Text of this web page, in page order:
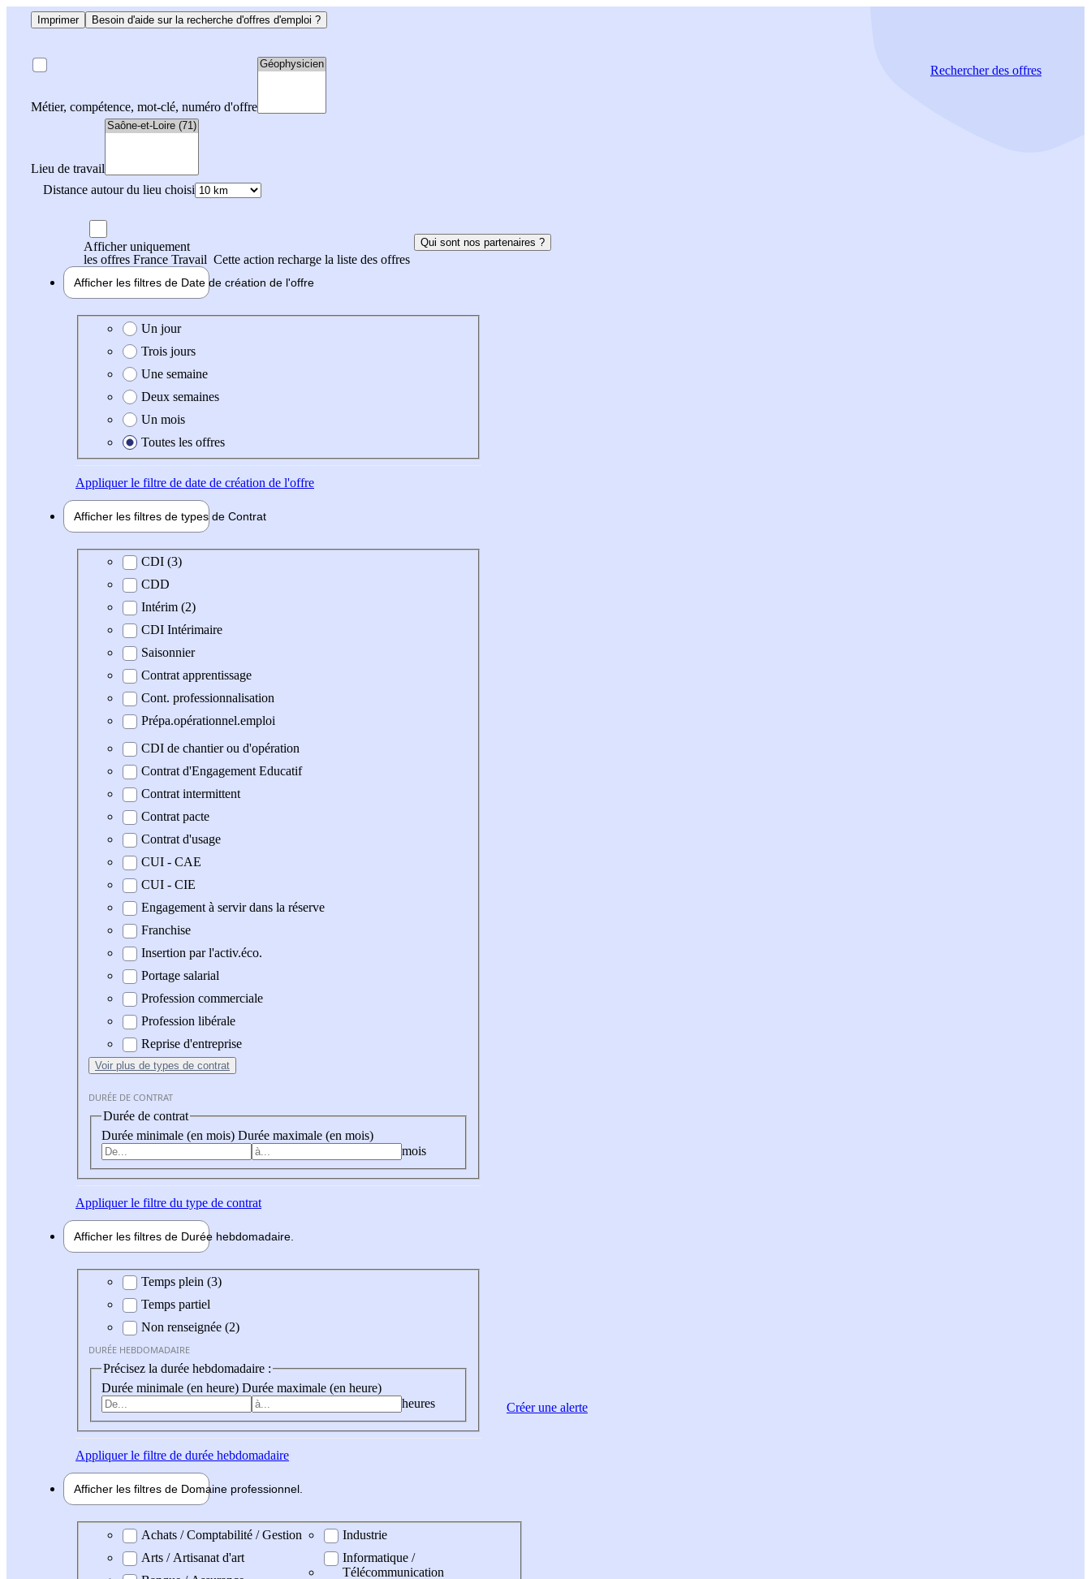
Imprimer Besoin d'aide sur la recherche d'offres d'emploi ?
Métier, compétence, mot-clé, numéro d'offre
Lieu de travail
Distance autour du lieu choisi
Rechercherdes offres
Afficher uniquement
les offres France Travail Cette action recharge la liste des offres
Qui sont nos partenaires ?
Afficher les filtres de Date de création de l'offre
Date de création de l'offre
Un jour
Trois jours
Une semaine
Deux semaines
Un mois
Toutes les offres
Appliquerle filtre de date de création de l'offre
Afficher les filtres de types de Contrat
Type de contrat
CDI (3)
CDD
Intérim (2)
CDI Intérimaire
Saisonnier
Contrat apprentissage
Cont. professionnalisation
Prépa.opérationnel.emploi
CDI de chantier ou d'opération
Contrat d'Engagement Educatif
Contrat intermittent
Contrat pacte
Contrat d'usage
CUI - CAE
CUI - CIE
Engagement à servir dans la réserve
Franchise
Insertion par l'activ.éco.
Portage salarial
Profession commerciale
Profession libérale
Reprise d'entreprise
Voir plus de types de contrat
DURÉE DE CONTRAT
Durée de contrat
Durée minimale (en mois) Durée maximale (en mois)
mois
Appliquerle filtre du type de contrat
Afficher les filtres de Durée hebdomadaire
Durée hebdomadaire
Temps plein (3)
Temps partiel
Non renseignée (2)
DURÉE HEBDOMADAIRE
Précisez la durée hebdomadaire :
Durée minimale (en heure) Durée maximale (en heure)
heures
Appliquerle filtre de durée hebdomadaire
Afficher les filtres de Domaine professionnel
Domaine professionel
Achats / Comptabilité / Gestion
Arts / Artisanat d'art
Industrie
Informatique /
Télécommunication
Créer une alerte